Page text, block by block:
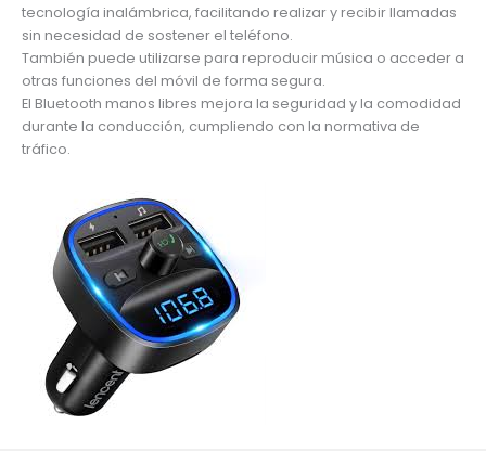
tecnología inalámbrica, facilitando realizar y recibir llamadas
sin necesidad de sostener el teléfono.
También puede utilizarse para reproducir música o acceder a
otras funciones del móvil de forma segura.
El Bluetooth manos libres mejora la seguridad y la comodidad
durante la conducción, cumpliendo con la normativa de
tráfico.